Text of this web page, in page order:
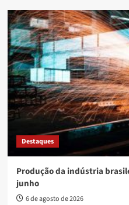
Destaques
Produção da indústria
junho
6 de agosto de 2026